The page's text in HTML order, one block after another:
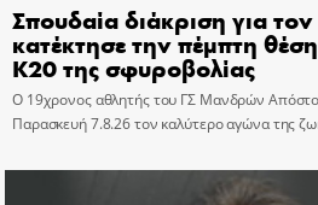
Σπουδαία διάκριση για
κατέκτησε την πέμπτη
Κ20 της σφυροβολίας
Ο 19χρονος αθλητής του ΓΣ Μανδρών
Παρασκευή 7.8.26 τον καλύτερο αγώνα της